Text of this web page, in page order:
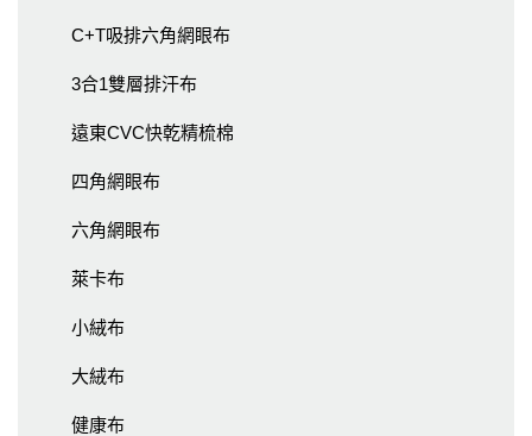
C+T吸排六角網眼布
3合1雙層排汗布
遠東CVC快乾精梳棉
四角網眼布
六角網眼布
萊卡布
小絨布
大絨布
健康布